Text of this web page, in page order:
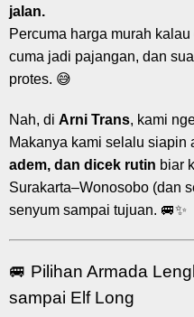
jalan.
Percuma harga murah
cuma jadi pajangan, dan
protes. 😅
Nah, di Arni Trans, kami
Makanya kami selalu siapin
adem, dan dicek rutin biar
Surakarta–Wonosobo (dan
senyum sampai tujuan. 🚐✨
🚐 Pilihan Armada
sampai Elf Long